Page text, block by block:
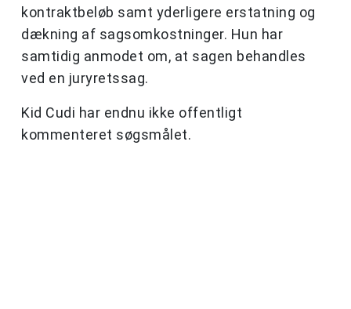
kontraktbeløb samt yderligere erstatning og
dækning af sagsomkostninger. Hun har
samtidig anmodet om, at sagen behandles
ved en juryretssag.
Kid Cudi har endnu ikke offentligt
kommenteret søgsmålet.